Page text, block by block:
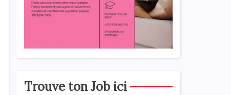
Trouve ton Job ici